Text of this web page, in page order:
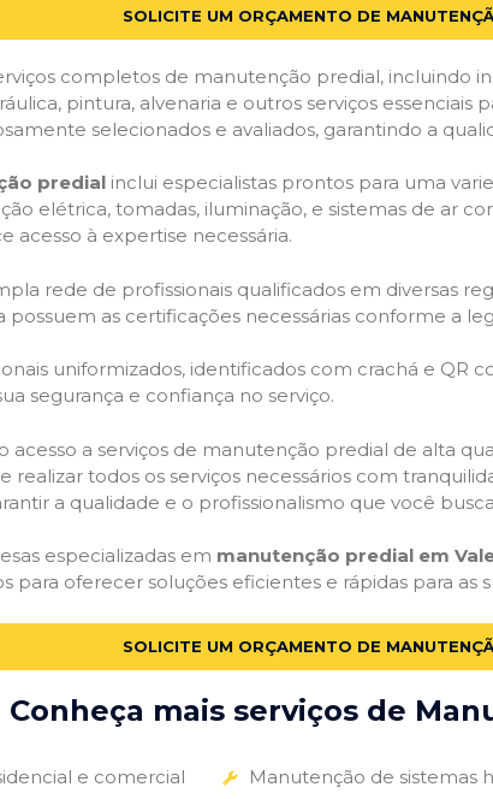
SOLICITE UM ORÇAMENTO DE
completos de manutenção predial, incluindo
pintura, alvenaria e outros serviços essenciais
selecionados e avaliados, garantindo a
predial inclui especialistas prontos para uma
elétrica, tomadas, iluminação, e sistemas de ar
acesso à expertise necessária.
rede de profissionais qualificados em diversas
possuem as certificações necessárias conforme a
uniformizados, identificados com crachá e QR
segurança e confiança no serviço.
acesso a serviços de manutenção predial de alta
realizar todos os serviços necessários com
a qualidade e o profissionalismo que você
especializadas em manutenção predial em
para oferecer soluções eficientes e rápidas para as
SOLICITE UM ORÇAMENTO DE
Conheça mais serviços de
e comercial
Manutenção de sistemas